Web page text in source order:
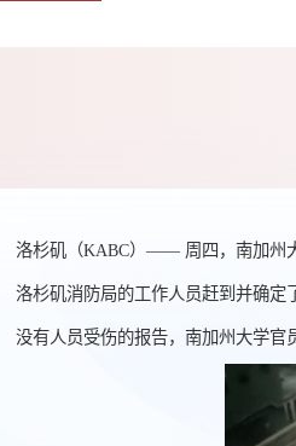
洛杉矶（KABC）—— 周四，南加州
洛杉矶消防局的工作人员赶到并确定
没有人员受伤的报告，南加州大学官